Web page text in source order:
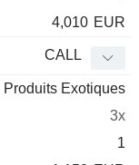
4,010 EUR
CALL
Produits Exotiques
3x
1